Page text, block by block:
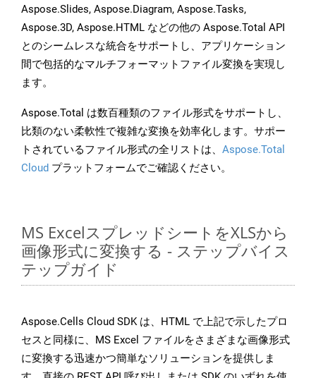
Aspose.Slides, Aspose.Diagram, Aspose.Tasks,
Aspose.3D, Aspose.HTML などの他の Aspose.Total API
とのシームレスな統合をサポートし、アプリケーション
間で包括的なマルチフォーマットファイル変換を実現し
ます。
Aspose.Total は数百種類のファイル形式をサポートし、
比類のない柔軟性で複雑な変換を効率化します。サポー
トされているファイル形式の全リストは、 Aspose.Total
Cloud プラットフォームでご確認ください。
MS ExcelスプレッドシートをXLSから
画像形式に変換する - ステップバイス
テップガイド
Aspose.Cells Cloud SDK は、HTML で上記で示したプロ
セスと同様に、MS Excel ファイルをさまざまな画像形式
に変換する迅速かつ簡単なソリューションを提供しま